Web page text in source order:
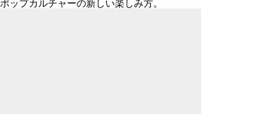
ポップカルチャーの新しい楽しみ方。